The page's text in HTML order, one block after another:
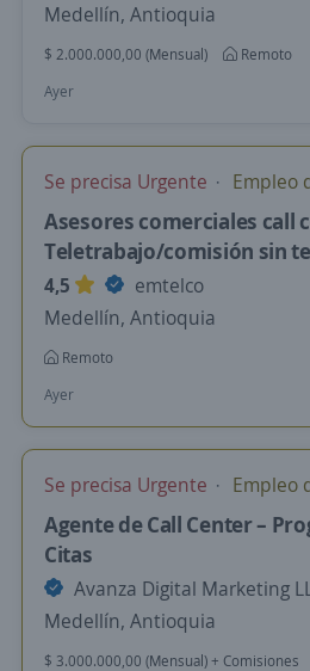
Medellín, Antioquia
$ 2.000.000,00 (Mensual)
Remoto
Ayer
Se precisa Urgente Empleo
Asesores comerciales call
Teletrabajo/comisión sin
4,5
emtelco
Medellín, Antioquia
Remoto
Ayer
Se precisa Urgente Empleo
Agente de Call Center –
Citas
Avanza Digital Marketing
Medellín, Antioquia
$ 3.000.000,00 (Mensual) + Comisiones